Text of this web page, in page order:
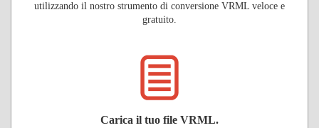
utilizzando il nostro strumento di conversione VRML veloce e
gratuito.
Carica il tuo file VRML.